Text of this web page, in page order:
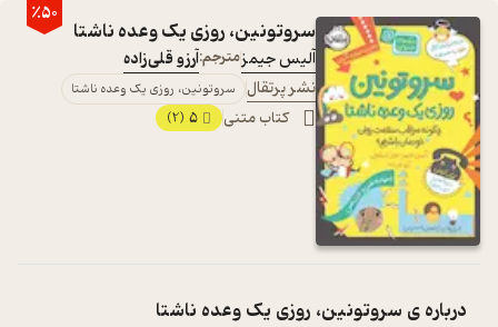
٪50
سروتونین، روزی یک وعده ناشتا
آلیس جیمزمترجم:آرزو قلی‌زاده
نشر پرتقال
سروتونین، روزی یک وعده ناشتا
کتاب متنی 5
(2)
درباره ی سروتونین، روزی یک وعده ناشتا